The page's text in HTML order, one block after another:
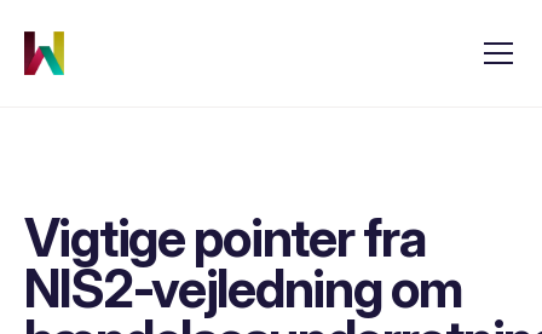
Vigtige pointer fra
NIS2-vejledning om